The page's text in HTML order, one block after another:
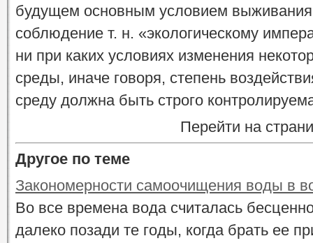
будущем основным условием выживания
соблюдение т. н. «экологическому
ни при каких условиях изменения
среды, иначе говоря, степень
среду должна быть строго
Перейти на
Другое по теме
Закономерности самоочищения воды в
Во все времена вода считалась
далеко позади те годы, когда брать ее